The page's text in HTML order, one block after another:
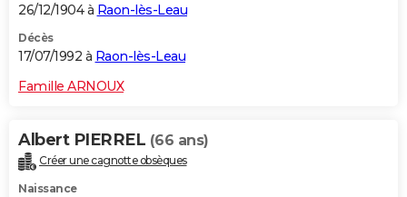
26/12/1904 à Raon-lès-Leau
Décès
17/07/1992 à Raon-lès-Leau
Famille ARNOUX
Albert PIERREL (66 ans)
Créer une cagnotte obsèques
Naissance